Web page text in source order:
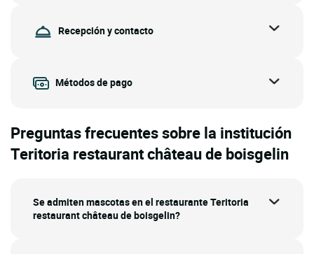
Recepción y contacto
Métodos de pago
Preguntas frecuentes sobre la institución
Teritoria restaurant château de boisgelin
Se admiten mascotas en el restaurante Teritoria
restaurant château de boisgelin?